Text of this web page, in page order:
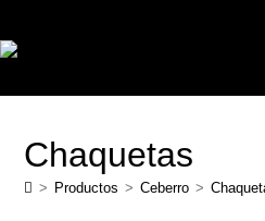
Chaquetas
> Productos > Ceberro >